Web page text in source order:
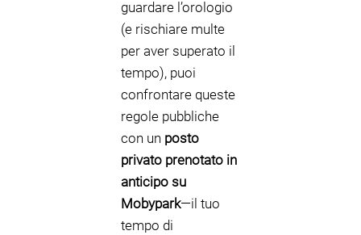
guardare l’orologio
(e rischiare multe
per aver superato il
tempo), puoi
confrontare queste
regole pubbliche
con un posto
privato prenotato in
anticipo su
Mobypark—il tuo
tempo di